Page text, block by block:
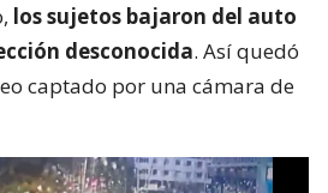
los sujetos bajaron del auto
desconocida. Así quedó
captado por una cámara de